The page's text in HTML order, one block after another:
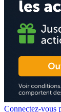
Connectez-vous